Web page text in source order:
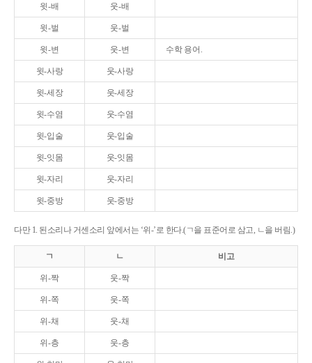
윗-배 웃-배
윗-벌 웃-벌
윗-변 웃-변 수학 용어.
윗-사랑 웃-사랑
윗-세장 웃-세장
윗-수염 웃-수염
윗-입술 웃-입술
윗-잇몸 웃-잇몸
윗-자리 웃-자리
윗-중방 웃-중방
다만 1. 된소리나 거센소리 앞에서는 ‘위-’로 한다.(ㄱ을 표준어로 삼고, ㄴ을 버림.)
ㄱ ㄴ 비고
위-짝 웃-짝
위-쪽 웃-쪽
위-채 웃-채
위-층 웃-층